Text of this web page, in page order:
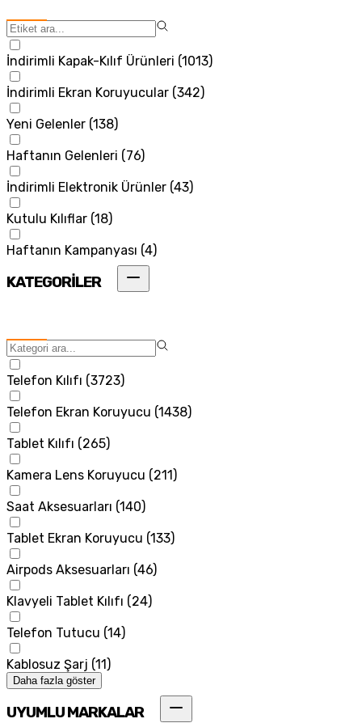
İndirimli Kapak-Kılıf Ürünleri (1013)
İndirimli Ekran Koruyucular (342)
Yeni Gelenler (138)
Haftanın Gelenleri (76)
İndirimli Elektronik Ürünler (43)
Kutulu Kılıflar (18)
Haftanın Kampanyası (4)
KATEGORİLER
Telefon Kılıfı (3723)
Telefon Ekran Koruyucu (1438)
Tablet Kılıfı (265)
Kamera Lens Koruyucu (211)
Saat Aksesuarları (140)
Tablet Ekran Koruyucu (133)
Airpods Aksesuarları (46)
Klavyeli Tablet Kılıfı (24)
Telefon Tutucu (14)
Kablosuz Şarj (11)
Daha fazla göster
UYUMLU MARKALAR